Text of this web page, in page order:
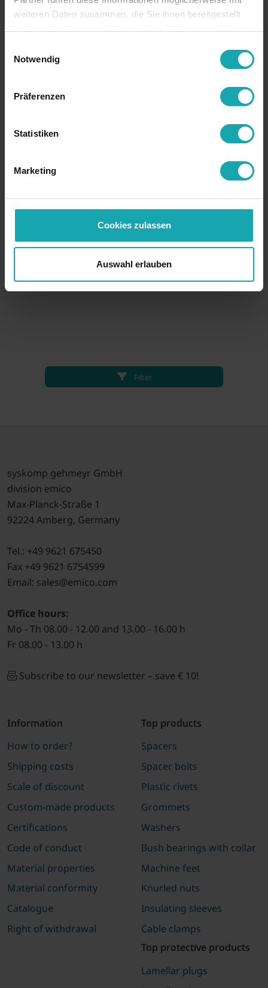
weiteren Daten zusammen, die Sie ihnen bereitgestellt
Notwendig
Präferenzen
Statistiken
Marketing
Cookies zulassen
Auswahl erlauben
Filter
syskomp gehmeyr GmbH
division emico
Max-Planck-Straße 1
92224 Amberg, Germany
Tel.: +49 9621 675450
Fax +49 9621 6754599
Email: sales@emico.com
Office hours:
Mo - Th 08.00 - 12.00 and 13.00 - 16.00 h
Fr 08.00 - 13.00 h
Subscribe to our newsletter – save € 10!
Information
How to order?
Shipping costs
Scale of discount
Custom-made products
Certifications
Code of conduct
Material properties
Material conformity
Catalogue
Right of withdrawal
Top products
Spacers
Spacer bolts
Plastic rivets
Grommets
Washers
Bush bearings with collar
Machine feet
Knurled nuts
Insulating sleeves
Cable clamps
Top protective products
Lamellar plugs